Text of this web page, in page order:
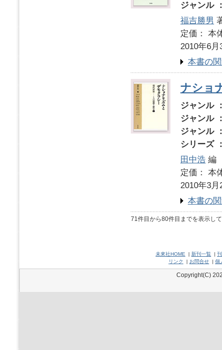
ジャンル
福吉勝男
定価：
2010年6月
本書の
ナショ
ジャンル
ジャンル
ジャンル
シリーズ
田中浩 編
定価：
2010年3月
本書の
71件目から80件目までを表示し
未來社HOME | 新刊一覧 |
リンク
| お問合せ | 個
Copyright(C)